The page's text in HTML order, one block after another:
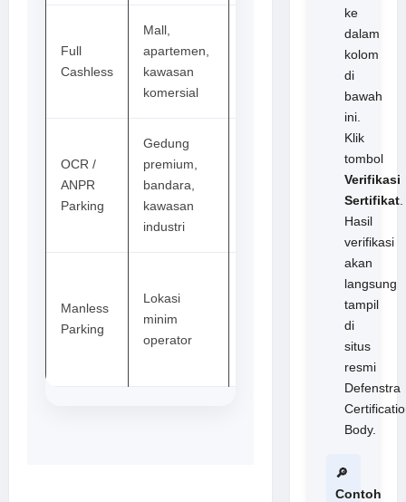
Full
Cashless
Mall,
apartemen,
kawasan
komersial
OCR /
ANPR
Parking
Gedung
premium,
bandara,
kawasan
industri
Manless
Parking
Lokasi
minim
operator
ke
dalam
kolom
di
bawah
ini.
Klik
tombol
Verifikasi
Sertifikat.
Hasil
verifikasi
akan
langsung
tampil
di
situs
resmi
Defenstra
Body.
🔎
Contoh